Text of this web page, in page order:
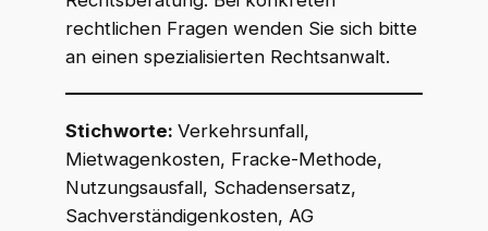
rechtlichen Fragen wenden Sie sich bitte
an einen spezialisierten Rechtsanwalt.
Stichworte: Verkehrsunfall,
Mietwagenkosten, Fracke-Methode,
Nutzungsausfall, Schadensersatz,
Sachverständigenkosten, AG